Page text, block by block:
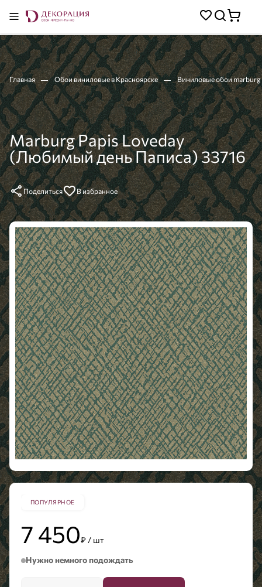
Главная Обои виниловые в Красноярске Виниловые обои marburg
Marburg Papis Loveday
(Любимый день Паписа) 33716
Поделиться В избранное
ПОПУЛЯРНОЕ
7 450₽ / шт
Нужно немного подождать